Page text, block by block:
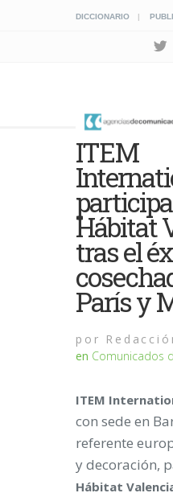
DICCIONARIO
ITEM
Hábitat
tras el
París y
por
en Comunicados
ITEM
con sede en
referente
y decoración,
Hábitat